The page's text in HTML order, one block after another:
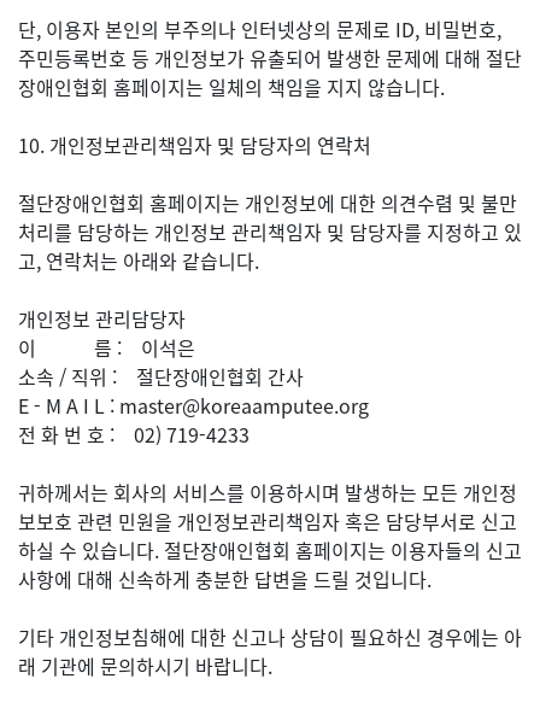
단, 이용자 본인의 부주의나 인터넷상의 문제로 ID, 비밀번호,
주민등록번호 등 개인정보가 유출되어 발생한 문제에 대해 절단
장애인협회 홈페이지는 일체의 책임을 지지 않습니다.
10. 개인정보관리책임자 및 담당자의 연락처
절단장애인협회 홈페이지는 개인정보에 대한 의견수렴 및 불만
처리를 담당하는 개인정보 관리책임자 및 담당자를 지정하고 있
고, 연락처는 아래와 같습니다.
개인정보 관리담당자
이 름 : 이석은
소속 / 직위 : 절단장애인협회 간사
E - M A I L : master@koreaamputee.org
전 화 번 호 : 02) 719-4233
귀하께서는 회사의 서비스를 이용하시며 발생하는 모든 개인정
보보호 관련 민원을 개인정보관리책임자 혹은 담당부서로 신고
하실 수 있습니다. 절단장애인협회 홈페이지는 이용자들의 신고
사항에 대해 신속하게 충분한 답변을 드릴 것입니다.
기타 개인정보침해에 대한 신고나 상담이 필요하신 경우에는 아
래 기관에 문의하시기 바랍니다.